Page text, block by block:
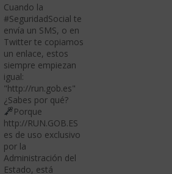
Cuando la
#SeguridadSocial te
envía un SMS, o en
Twitter te copiamos
un enlace, estos
siempre empiezan
igual:
"http://run.gob.es"
¿Sabes por qué?
Porque
http://RUN.GOB.ES
es de uso exclusivo
por la
Administración del
Estado, está